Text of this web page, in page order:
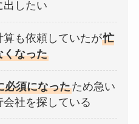
出したい
も依頼していたが忙
くなった
必須になったため急い
社を探している